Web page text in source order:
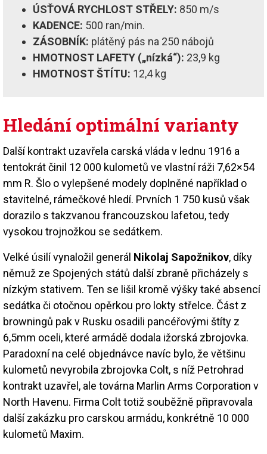
ÚSŤOVÁ RYCHLOST STŘELY: 850 m/s
KADENCE: 500 ran/min.
ZÁSOBNÍK: plátěný pás na 250 nábojů
HMOTNOST LAFETY („nízká“): 23,9 kg
HMOTNOST ŠTÍTU: 12,4 kg
Hledání optimální varianty
Další kontrakt uzavřela carská vláda v lednu 1916 a
tentokrát činil 12 000 kulometů ve vlastní ráži 7,62×54
mm R. Šlo o vylepšené modely doplněné například o
stavitelné, rámečkové hledí. Prvních 1 750 kusů však
dorazilo s takzvanou francouzskou lafetou, tedy
vysokou trojnožkou se sedátkem.
Velké úsilí vynaložil generál Nikolaj Sapožnikov, díky
němuž ze Spojených států další zbraně přicházely s
nízkým stativem. Ten se lišil kromě výšky také absencí
sedátka či otočnou opěrkou pro lokty střelce. Část z
browningů pak v Rusku osadili pancéřovými štíty z
6,5mm oceli, které armádě dodala ižorská zbrojovka.
Paradoxní na celé objednávce navíc bylo, že většinu
kulometů nevyrobila zbrojovka Colt, s níž Petrohrad
kontrakt uzavřel, ale továrna Marlin Arms Corporation v
North Havenu. Firma Colt totiž souběžně připravovala
další zakázku pro carskou armádu, konkrétně 10 000
kulometů Maxim.